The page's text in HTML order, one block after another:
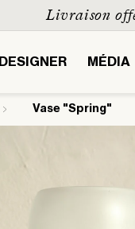
Livraison
DESIGNER MÉDIA
Vase "Spring"